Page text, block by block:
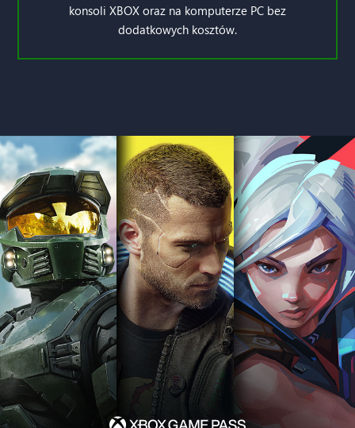
konsoli XBOX oraz na komputerze PC bez
dodatkowych kosztów.